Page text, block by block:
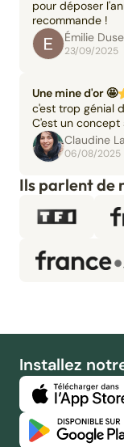
pour déposer
recommande !
Émilie
23/09/2025
Une mine d'or 🤩
c'est trop génial
C'est un concept
Claudine
06/08/2025
Ils parlent de
Installez